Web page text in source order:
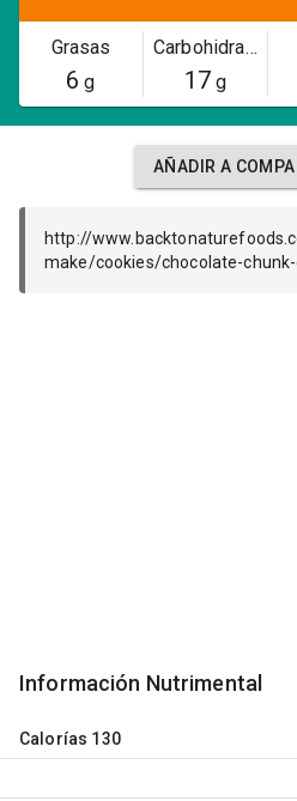
Grasas
6 g
Carbohidratos
17g
AÑADIR A
http://
make/cookies/chocolate-
Información Nutrimental
Calorías 130